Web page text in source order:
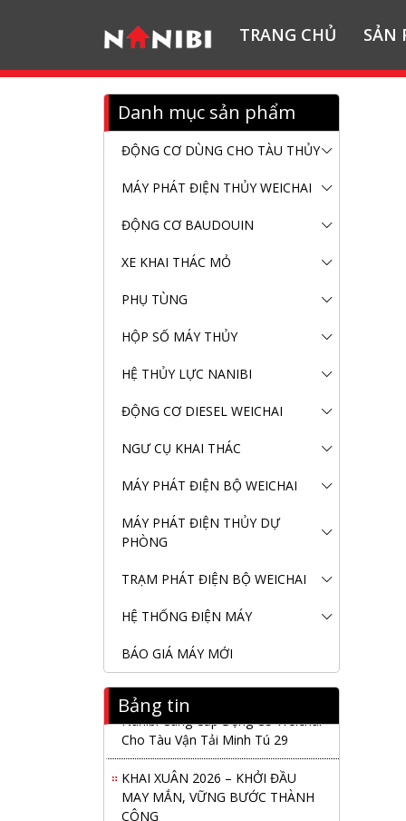
TRANG CHỦ SẢN
Danh mục sản phẩm
ĐỘNG CƠ DÙNG CHO TÀU THỦY
MÁY PHÁT ĐIỆN THỦY WEICHAI
ĐỘNG CƠ BAUDOUIN
XE KHAI THÁC MỎ
PHỤ TÙNG
HỘP SỐ MÁY THỦY
HỆ THỦY LỰC NANIBI
ĐỘNG CƠ DIESEL WEICHAI
NGƯ CỤ KHAI THÁC
MÁY PHÁT ĐIỆN BỘ WEICHAI
MÁY PHÁT ĐIỆN THỦY DỰ
PHÒNG
TRẠM PHÁT ĐIỆN BỘ WEICHAI
HỆ THỐNG ĐIỆN MÁY
BÁO GIÁ MÁY MỚI
Bảng tin
Nanibi Cung Cấp Động Cơ Weichai
Cho Tàu Vận Tải Minh Tú 29
KHAI XUÂN 2026 – KHỞI ĐẦU
MAY MẮN, VỮNG BƯỚC THÀNH
CÔNG